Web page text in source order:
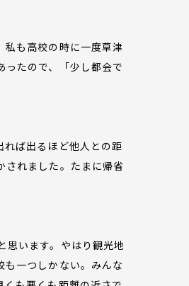
私も高校の時に一度草津
たので、「少し都会で
れば出るほど他人との距
されました。たまに帰省
思います。やはり観光地
も一つしかない。みんな